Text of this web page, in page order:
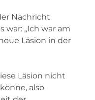
Nachricht
„Ich war am
Läsion in der
Läsion nicht
also